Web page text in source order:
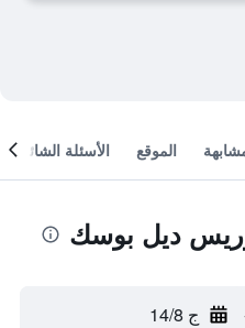
الموقع الأسئلة الشائعة
ديل بوسك
ج 14/8